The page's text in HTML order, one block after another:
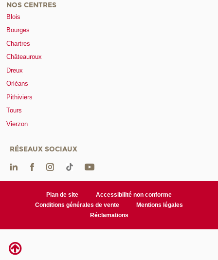
NOS CENTRES
Blois
Bourges
Chartres
Châteauroux
Dreux
Orléans
Pithiviers
Tours
Vierzon
RÉSEAUX SOCIAUX
Plan de site
Accessibilité non conforme
Conditions générales de vente
Mentions légales
Réclamations